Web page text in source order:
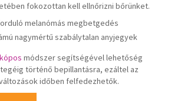
fokozottan kell ellnőrizni bőrünket.
melanómás megbetgedés
nagymértű szabálytalan anyjegyek
módszer segítségével lehetőség
történő bepillantásra, ezáltel az
időben felfedezhetők.